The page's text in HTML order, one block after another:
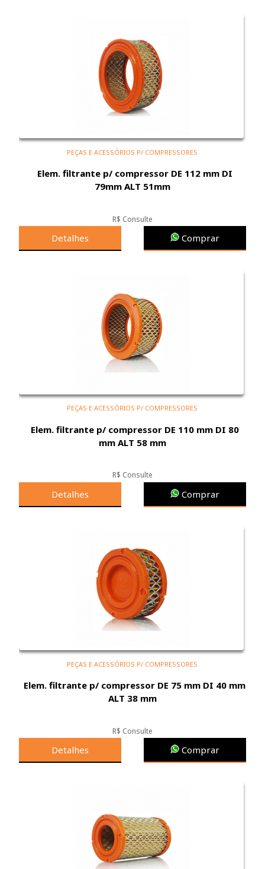
PEÇAS E ACESSÓRIOS P/ COMPRESSORES
Elem. filtrante p/ compressor DE 112 mm DI
79mm ALT 51mm
R$ Consulte
Detalhes Comprar
PEÇAS E ACESSÓRIOS P/ COMPRESSORES
Elem. filtrante p/ compressor DE 110 mm DI 80
mm ALT 58 mm
R$ Consulte
Detalhes Comprar
PEÇAS E ACESSÓRIOS P/ COMPRESSORES
Elem. filtrante p/ compressor DE 75 mm DI 40 mm
ALT 38 mm
R$ Consulte
Detalhes Comprar